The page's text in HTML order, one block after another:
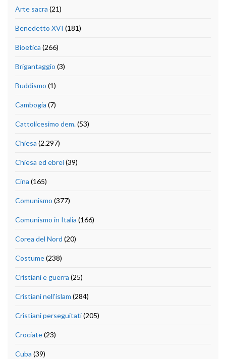
Arte sacra (21)
Benedetto XVI (181)
Bioetica (266)
Brigantaggio (3)
Buddismo (1)
Cambogia (7)
Cattolicesimo dem.(53)
Chiesa (2.297)
Chiesa ed ebrei(39)
Cina (165)
Comunismo (377)
Comunismo in Italia (166)
Corea del Nord (20)
Costume(238)
Cristiani e guerra (25)
Cristiani nell'islam (284)
Cristiani perseguitati(205)
Crociate(23)
Cuba (39)